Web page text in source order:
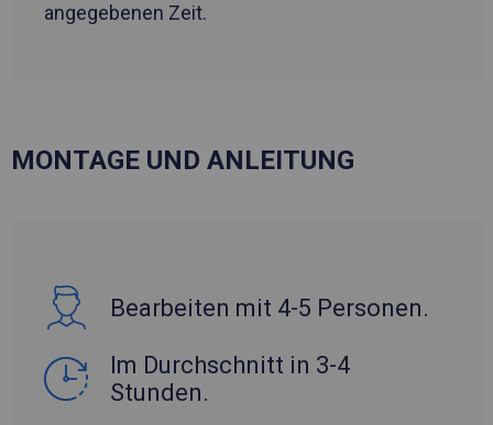
angegebenen Zeit.
MONTAGE UND ANLEITUNG
Bearbeiten mit 4-5 Personen.
Im Durchschnitt in 3-4
Stunden.